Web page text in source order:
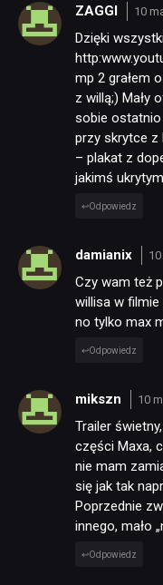
ZAGGI 10
Dzięki
mp 2 grałem
z willą;) Mały
sobie
przy skrytce z
– plakat z
jakimś
Odpowiedz
damianix
Czy wam też
willisa w filmie
no tylko max
Odpowiedz
mikszn 10
Trailer
części Maxa,
nie mam
się jak tak
Poprzednie
innego, mało
Odpowiedz